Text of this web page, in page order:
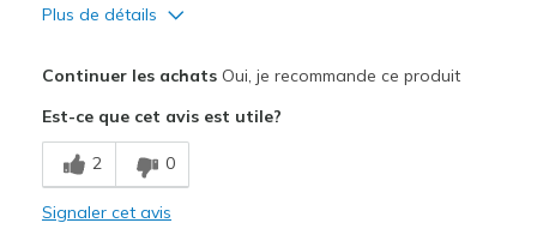
Plus de détails
Breathe Well
Comfortable
Continuer les achatsOui, je recommande ce produit
Est-ce que cet avis est utile?
2 0
Signaler cet avis